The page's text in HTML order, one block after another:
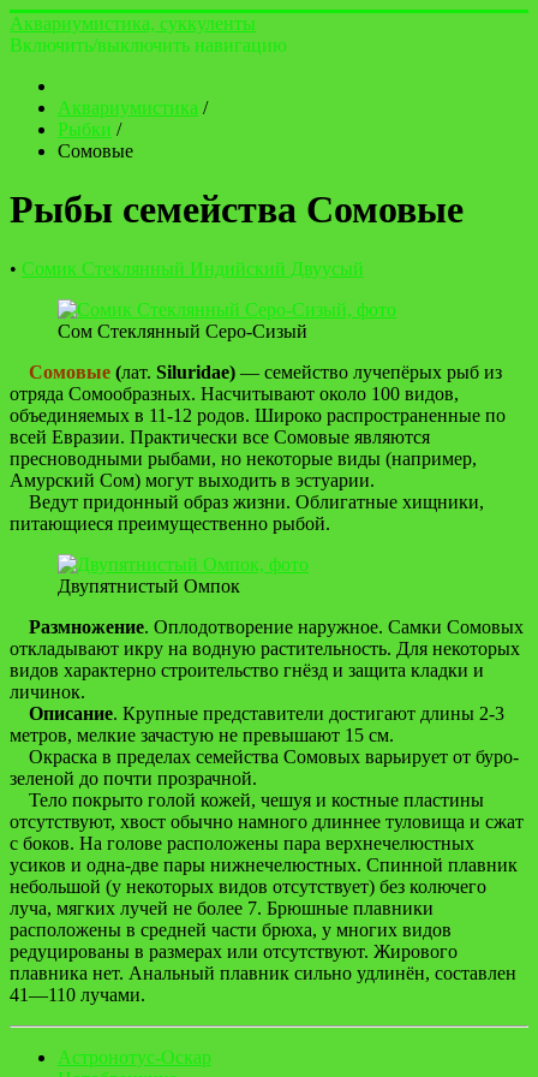
Аквариумистика, суккуленты
Включить/выключить навигацию
Аквариумистика /
Рыбки /
Сомовые
Рыбы семейства Сомовые
• Сомик Стеклянный Индийский Двуусый
Сом Стеклянный Серо-Сизый
Сомовые (лат. Siluridae) — семейство лучепёрых рыб из
отряда Сомообразных. Насчитывают около 100 видов,
объединяемых в 11-12 родов. Широко распространенные по
всей Евразии. Практически все Сомовые являются
пресноводными рыбами, но некоторые виды (например,
Амурский Сом) могут выходить в эстуарии.
Ведут придонный образ жизни. Облигатные хищники,
питающиеся преимущественно рыбой.
Двупятнистый Омпок
Размножение. Оплодотворение наружное. Самки Сомовых
откладывают икру на водную растительность. Для некоторых
видов характерно строительство гнёзд и защита кладки и
личинок.
Описание. Крупные представители достигают длины 2-3
метров, мелкие зачастую не превышают 15 см.
Окраска в пределах семейства Сомовых варьирует от буро-
зеленой до почти прозрачной.
Тело покрыто голой кожей, чешуя и костные пластины
отсутствуют, хвост обычно намного длиннее туловища и сжат
с боков. На голове расположены пара верхнечелюстных
усиков и одна-две пары нижнечелюстных. Спинной плавник
небольшой (у некоторых видов отсутствует) без колючего
луча, мягких лучей не более 7. Брюшные плавники
расположены в средней части брюха, у многих видов
редуцированы в размерах или отсутствуют. Жирового
плавника нет. Анальный плавник сильно удлинён, составлен
41—110 лучами.
Астронотус-Оскар